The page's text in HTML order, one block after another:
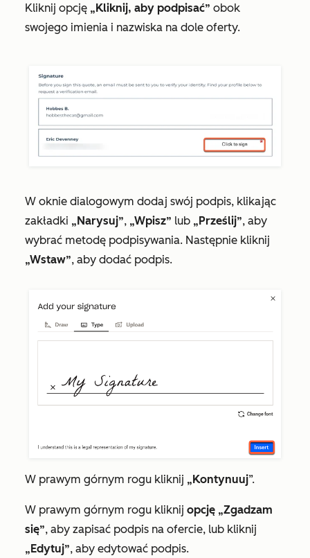
Kliknij opcję „Kliknij, aby podpisać” obok
swojego imienia i nazwiska na dole oferty.
W oknie dialogowym dodaj swój podpis, klikając
zakładki „Narysuj”, „Wpisz” lub „Prześlij”, aby
wybrać metodę podpisywania. Następnie kliknij
„Wstaw”, aby dodać podpis.
W prawym górnym rogu kliknij „Kontynuuj”.
W prawym górnym rogu kliknij opcję „Zgadzam
się”, aby zapisać podpis na ofercie, lub kliknij
„Edytuj”, aby edytować podpis.